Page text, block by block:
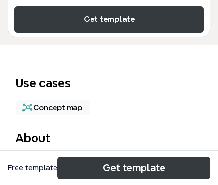
Get template
Use cases
Concept map
About
La plantilla 'Eventos tecnológicos' de Xmind recorre
los hitos tecnológicos más relevantes desde 2007
Free template Get template